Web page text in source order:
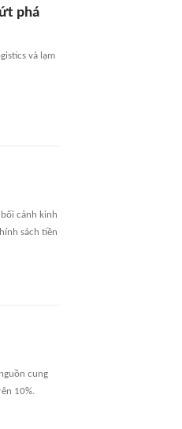
phá
và lạm
cảnh kinh
sách tiền
cung
10%.